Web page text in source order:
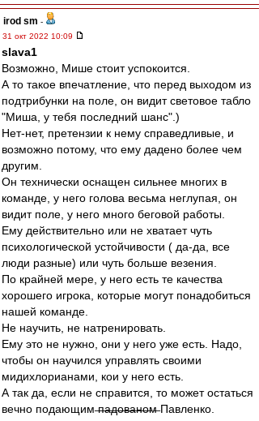
irod sm -
31 окт 2022 10:09
slava1
Возможно, Мише стоит успокоится.
А то такое впечатление, что перед выходом из
подтрибунки на поле, он видит световое табло
"Миша, у тебя последний шанс".)
Нет-нет, претензии к нему справедливые, и
возможно потому, что ему дадено более чем
другим.
Он технически оснащен сильнее многих в
команде, у него голова весьма неглупая, он
видит поле, у него много беговой работы.
Ему действительно или не хватает чуть
психологической устойчивости ( да-да, все
люди разные) или чуть больше везения.
По крайней мере, у него есть те качества
хорошего игрока, которые могут понадобиться
нашей команде.
Не научить, не натренировать.
Ему это не нужно, они у него уже есть. Надо,
чтобы он научился управлять своими
мидихлорианами, кои у него есть.
А так да, если не справится, то может остаться
вечно подающим ̶п̶а̶д̶о̶в̶а̶н̶о̶м̶ Павленко.